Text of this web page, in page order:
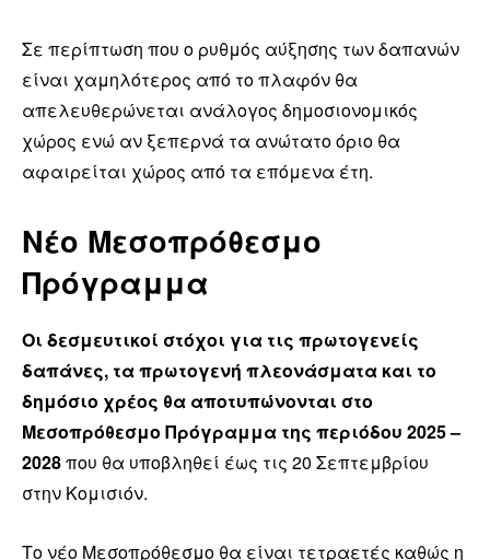
Σε περίπτωση που ο ρυθμός αύξησης των δαπανών
είναι χαμηλότερος από το πλαφόν θα
απελευθερώνεται ανάλογος δημοσιονομικός
χώρος ενώ αν ξεπερνά τα ανώτατο όριο θα
αφαιρείται χώρος από τα επόμενα έτη.
Νέο Μεσοπρόθεσμο
Πρόγραμμα
Οι δεσμευτικοί στόχοι για τις πρωτογενείς
δαπάνες, τα πρωτογενή πλεονάσματα και το
δημόσιο χρέος θα αποτυπώνονται στο
Μεσοπρόθεσμο Πρόγραμμα της περιόδου 2025 –
2028που θα υποβληθεί έως τις 20 Σεπτεμβρίου
στην Κομισιόν.
Το νέο Μεσοπρόθεσμο θα είναι τετραετές καθώς η